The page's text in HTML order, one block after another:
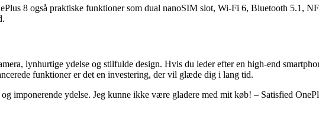
8 også praktiske funktioner som dual nanoSIM slot, Wi-Fi 6, Bluetooth 5.1,
lynhurtige ydelse og stilfulde design. Hvis du leder efter en high-end
funktioner er det en investering, der vil glæde dig i lang tid.
imponerende ydelse. Jeg kunne ikke være gladere med mit køb! – Satisfied